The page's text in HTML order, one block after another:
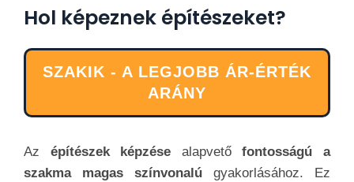
Hol képeznek építészeket?
SZAKIK - A LEGJOBB ÁR-ÉRTÉK
ARÁNY
Az építészek képzése alapvetőfontosságú a
szakma magas színvonalú gyakorlásához. Ez